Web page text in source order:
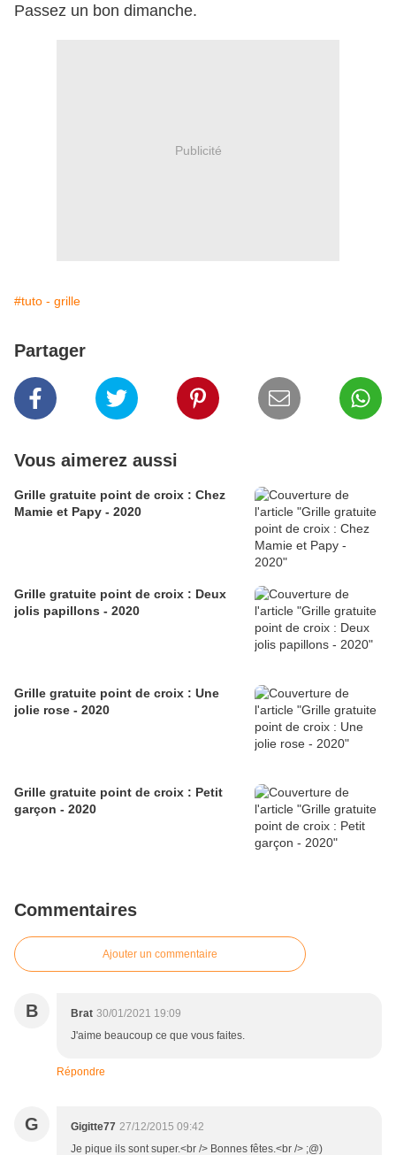
Passez un bon dimanche.
Publicité
#tuto - grille
Partager
Vous aimerez aussi
Grille gratuite point de croix : Chez
Mamie et Papy - 2020
Grille gratuite point de croix : Deux
jolis papillons - 2020
Grille gratuite point de croix : Une
jolie rose - 2020
Grille gratuite point de croix : Petit
garçon - 2020
Commentaires
Ajouter un commentaire
B Brat 30/01/2021 19:09
J'aime beaucoup ce que vous faites.
Répondre
G Gigitte77 27/12/2015 09:42
Je pique ils sont super.<br /> Bonnes fêtes.<br /> ;@)